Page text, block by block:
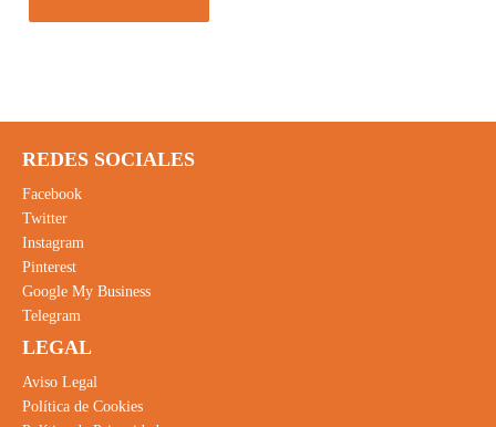
REDES SOCIALES
Facebook
Twitter
Instagram
Pinterest
Google My Business
Telegram
LEGAL
Aviso Legal
Política de Cookies